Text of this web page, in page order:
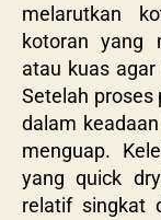
melarutkan
kotoran yang
atau kuas
Setelah proses
dalam
menguap.
yang quick
relatif singkat